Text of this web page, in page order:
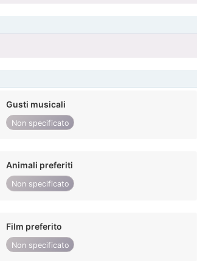
Gusti musicali
Non specificato
Animali preferiti
Non specificato
Film preferito
Non specificato